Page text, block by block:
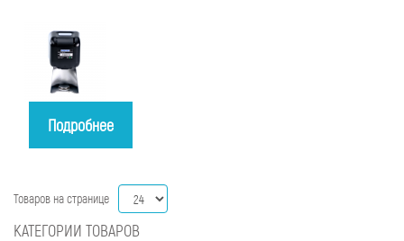
Подробнее
Товаров на странице
КАТЕГОРИИ ТОВАРОВ